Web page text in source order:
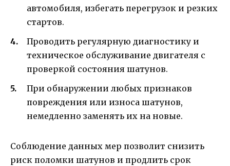
автомобиля, избегать перегрузок и резких
стартов.
Проводить регулярную диагностику и
техническое обслуживание двигателя с
проверкой состояния шатунов.
При обнаружении любых признаков
повреждения или износа шатунов,
немедленно заменять их на новые.
Соблюдение данных мер позволит снизить
риск поломки шатунов и продлить срок